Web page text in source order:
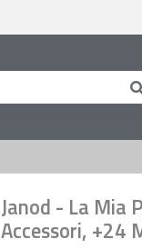
Janod - La Mia
Accessori, +24